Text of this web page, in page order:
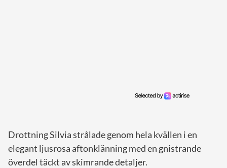
Drottning Silvia strålade genom hela kvällen i en
elegant ljusrosa aftonklänning med en gnistrande
överdel täckt av skimrande detaljer.